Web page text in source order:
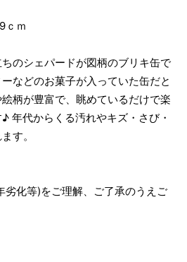
ｃｍ
のシェパードが図柄のブリキ缶で
などのお菓子が入っていた缶だと
柄が豊富で、眺めているだけで楽
年代からくる汚れやキズ・さび・
す。
劣化等)をご理解、ご了承のうえご